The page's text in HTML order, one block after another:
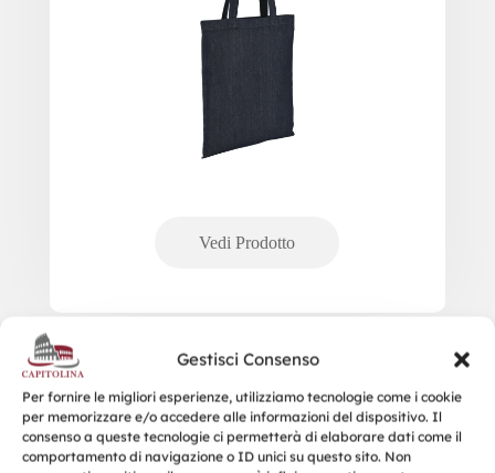
Gestisci Consenso
Per fornire le migliori esperienze, utilizziamo tecnologie come i cookie
per memorizzare e/o accedere alle informazioni del dispositivo. Il
consenso a queste tecnologie ci permetterà di elaborare dati come il
comportamento di navigazione o ID unici su questo sito. Non
SOL’S VOYAGER